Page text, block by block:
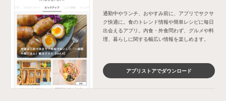
通勤中やランチ、おやすみ前に、アプリでサクサ
ク快適に。食のトレンド情報や簡単レシピに毎日
出会えるアプリ。内食・外食問わず、グルメや料
理、暮らしに関する幅広い情報を楽しめます。
アプリストアでダウンロード